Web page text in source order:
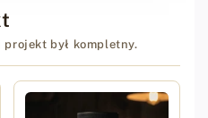
projekt był kompletny.